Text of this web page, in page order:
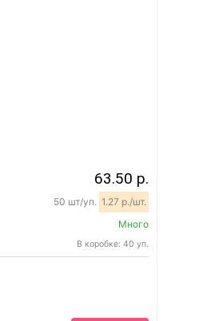
63.50 р.
50 шт/уп. 1.27 р./шт.
Много
В коробке: 40 уп.